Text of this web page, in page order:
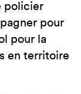
policier
pour
pour la
en territoire